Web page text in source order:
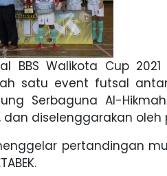
BBS Walikota Cup
satu event futsal
Serbaguna Al-
diselenggarakan oleh
pertandingan